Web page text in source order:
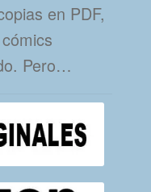
en PDF,
Pero…